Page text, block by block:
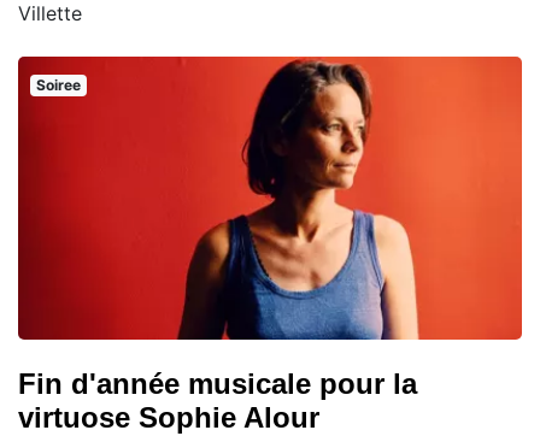
Villette
Soiree
Fin d'année musicale pour la
virtuose Sophie Alour